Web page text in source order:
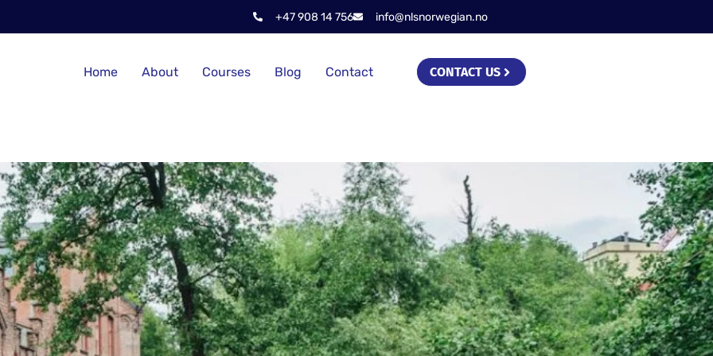
+47 908 14 756 info@nlsnorwegian.no
Home About Courses Blog Contact CONTACT US